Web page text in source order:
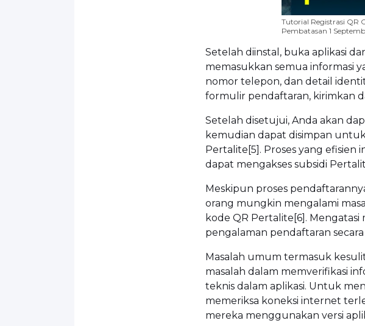
Tutorial Registrasi QR
Pembatasan 1
Setelah diinstal, buka aplikasi
memasukkan semua informasi
nomor telepon, dan detail
formulir pendaftaran, kirimkan
Setelah disetujui, Anda akan
kemudian dapat disimpan
Pertalite[5]. Proses yang efisien
dapat mengakses subsidi
Meskipun proses
orang mungkin mengalami
kode QR Pertalite[6].
pengalaman pendaftaran
Masalah umum termasuk
masalah dalam memverifikasi
teknis dalam aplikasi. Untuk
memeriksa koneksi internet
mereka menggunakan versi